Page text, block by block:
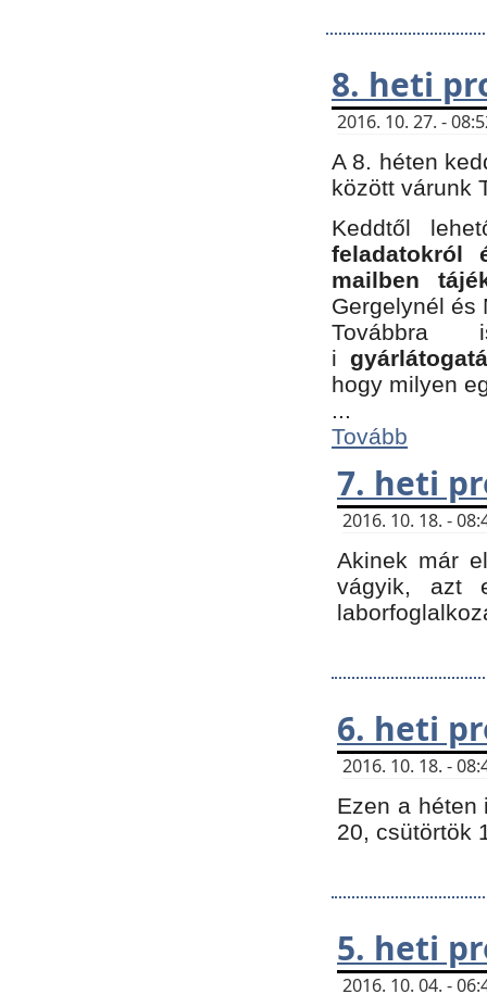
8. heti
2016. 10. 27. -
A 8. héten
között várunk
Keddtől
feladatokról
mailben
Gergelynél és
Továbbra
i
hogy milyen
...
Tovább
7. heti
2016. 10. 18. -
Akinek már
vágyik, azt
6. heti
2016. 10. 18. -
Ezen a héten
20, csütörtök
5. heti
2016. 10. 04. -